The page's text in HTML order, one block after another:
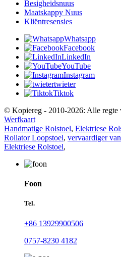
Besigheidsnuus
Maatskappy Nuus
Kliëntresensies
Whatsapp
Facebook
LinkedIn
YouTube
Instagram
twieter
Tiktok
© Kopiereg - 2010-2026: Alle regte
Werfkaart
Handmatige Rolstoel, Elektriese
Rollator Loopstoel, vervaardiger
Elektriese Rolstoel,
Foon
Tel.
+86 13929900506
0757-8230 4182